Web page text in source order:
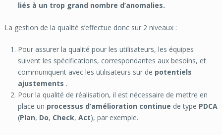
liés à un trop grand nombre d’anomalies.
La gestion de la qualité s’effectue donc sur 2 niveaux :
Pour assurer la qualité pour les utilisateurs, les équipes
suivent les spécifications, correspondantes aux besoins, et
communiquent avec les utilisateurs sur de potentiels
ajustements .
Pour la qualité de réalisation, il est nécessaire de mettre en
place un processus d’amélioration continue de type PDCA
(Plan, Do, Check, Act), par exemple.